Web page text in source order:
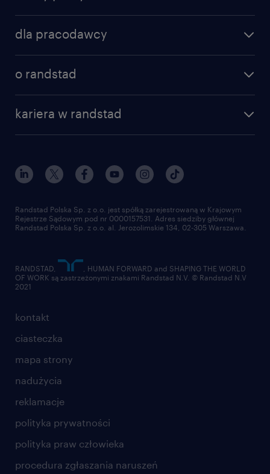
dla pracodawcy
o randstad
kariera w randstad
kontakt
ciasteczka
mapa strony
nadużycia
reklamacje
polityka prywatności
polityka praw człowieka
procedura zgłaszania naruszeń
Randstad Polska Sp. z o.o. jest spółką zarejestrowaną w Krajowym
Rejestrze Sądowym pod nr 0000157531. Adres siedziby głównej
Randstad Polska Sp. z o.o. al. Jerozolimskie 134, 02-305 Warszawa.
RANDSTAD,
, HUMAN FORWARD and SHAPING THE WORLD
OF WORK są zastrzeżonymi znakami Randstad N.V. © Randstad N.V
2021